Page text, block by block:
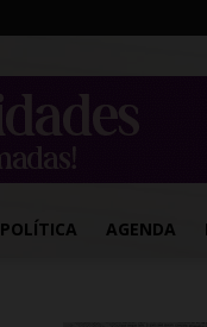
POLÍTICA AGENDA